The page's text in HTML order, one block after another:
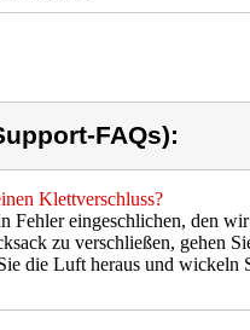
FAQs):
Klettverschluss?
Fehler eingeschlichen, den
zu verschließen, gehen
die Luft heraus und